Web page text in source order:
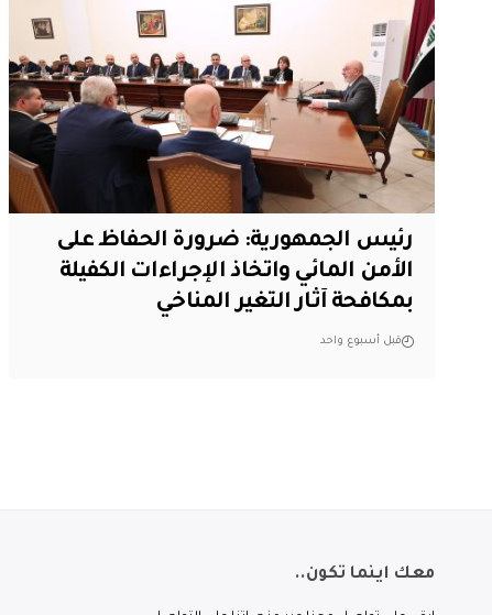
رئيس الجمهورية: ضرورة الحفاظ على
الأمن المائي واتخاذ الإجراءات الكفيلة
بمكافحة آثار التغير المناخي
قبل أسبوع واحد
معك اينما تكون..